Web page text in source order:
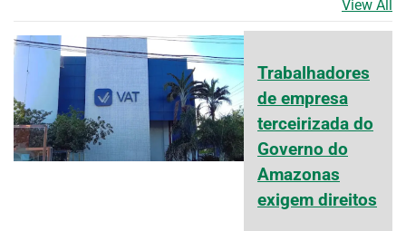
View All
Trabalhadores
de empresa
terceirizada do
Governo do
Amazonas
exigem direitos